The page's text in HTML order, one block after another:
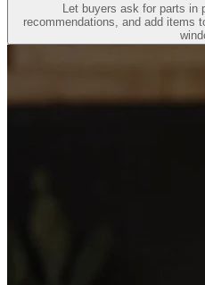
Let buyers ask for parts in
recommendations, and add items